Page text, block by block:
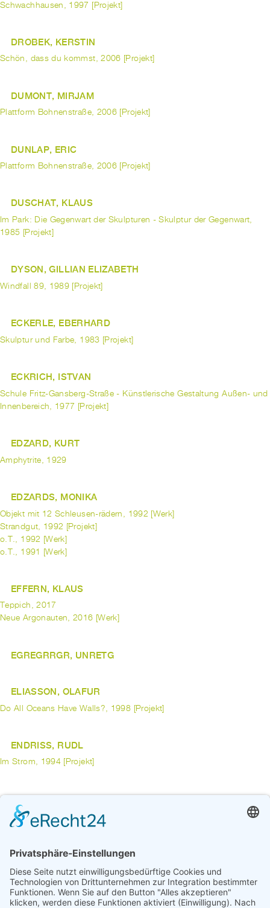
Schwachhausen, 1997 [Projekt]
DROBEK, KERSTIN
Schön, dass du kommst, 2006 [Projekt]
DUMONT, MIRJAM
Plattform Bohnenstraße, 2006 [Projekt]
DUNLAP, ERIC
Plattform Bohnenstraße, 2006 [Projekt]
DUSCHAT, KLAUS
Im Park: Die Gegenwart der Skulpturen - Skulptur der Gegenwart,
1985 [Projekt]
DYSON, GILLIAN ELIZABETH
Windfall 89, 1989 [Projekt]
ECKERLE, EBERHARD
Skulptur und Farbe, 1983 [Projekt]
ECKRICH, ISTVAN
Schule Fritz-Gansberg-Straße - Künstlerische Gestaltung Außen- und
Innenbereich, 1977 [Projekt]
EDZARD, KURT
Amphytrite, 1929
EDZARDS, MONIKA
Objekt mit 12 Schleusen-rädern, 1992 [Werk]
Strandgut, 1992 [Projekt]
o.T., 1992 [Werk]
o.T., 1991 [Werk]
EFFERN, KLAUS
Teppich, 2017
Neue Argonauten, 2016 [Werk]
EGREGRRGR, UNRETG
ELIASSON, OLAFUR
Do All Oceans Have Walls?, 1998 [Projekt]
ENDRISS, RUDL
Im Strom, 1994 [Projekt]
EPARS, ARIANE
Kontraste, 1991 [Projekt]
ERCAN, FETHI
Türkisches Dorf, 1981 [Werk]
Dorfplatz, 1981 [Werk]
vorherige